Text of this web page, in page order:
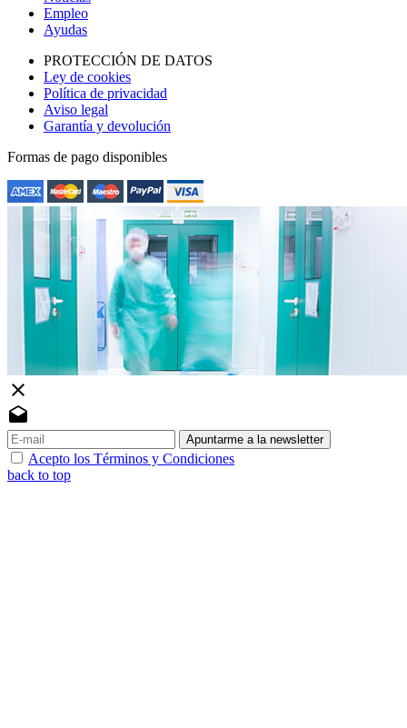
Empleo
Ayudas
PROTECCIÓN DE DATOS
Ley de cookies
Política de privacidad
Aviso legal
Garantía y devolución
Formas de pago disponibles
close
drafts
Apuntarme a la newsletter
Acepto los Términos y Condiciones
back to top